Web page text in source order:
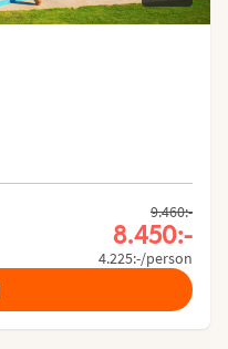
9.460:-
8.450:-
4.225:-/person